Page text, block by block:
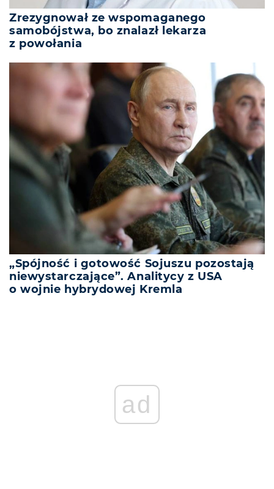
Zrezygnował ze wspomaganego
samobójstwa, bo znalazł lekarza
z powołania
„Spójność i gotowość Sojuszu pozostają
niewystarczające”. Analitycy z USA
o wojnie hybrydowej Kremla
ad